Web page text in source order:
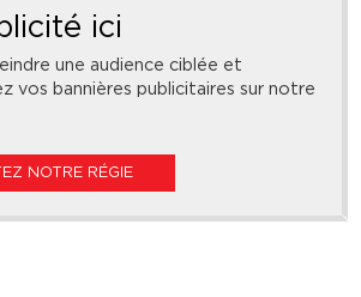
ici
une audience ciblée et
vos bannières publicitaires sur notre
NOTRE RÉGIE